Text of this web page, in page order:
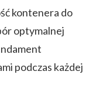
kontenera do
optymalnej
podczas każdej